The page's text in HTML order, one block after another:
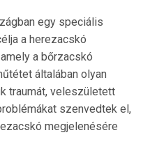
egy speciális
a herezacskó
a bőrzacskó
általában olyan
traumát, veleszületett
szenvedtek el,
megjelenésére